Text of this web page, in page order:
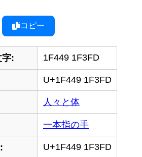
コピー
: 1F449 1F3FD
U+1F449 1F3FD
人々と体
一本指の手
U+1F449 1F3FD